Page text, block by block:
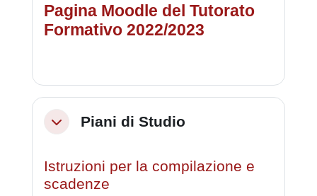
Pagina Moodle del Tutorato
Formativo 2022/2023
MinimizzaPiani di Studio
Istruzioni per la compilazione e
scadenze